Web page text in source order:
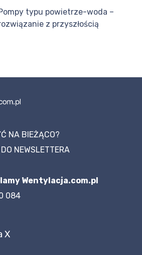
typu powietrze-woda –
z przyszłością
NA BIEŻĄCO?
NEWSLETTERA
Wentylacja.com.pl
084
X